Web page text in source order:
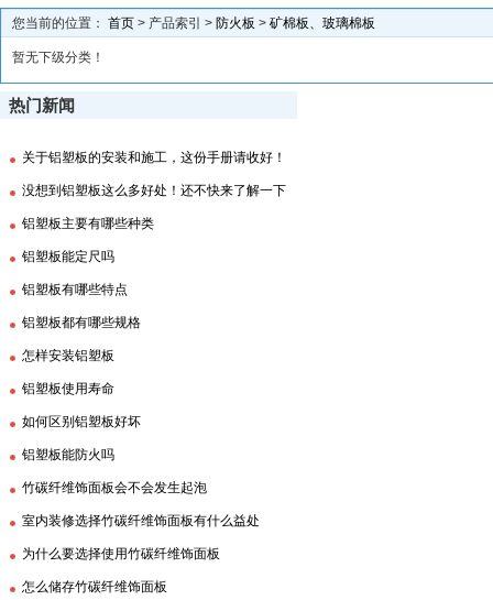
您当前的位置： 首页 > 产品索引 > 防火板 > 矿棉板、玻璃棉板
暂无下级分类！
热门新闻
关于铝塑板的安装和施工，这份手册请收好！
没想到铝塑板这么多好处！还不快来了解一下
铝塑板主要有哪些种类
铝塑板能定尺吗
铝塑板有哪些特点
铝塑板都有哪些规格
怎样安装铝塑板
铝塑板使用寿命
如何区别铝塑板好坏
铝塑板能防火吗
竹碳纤维饰面板会不会发生起泡
室内装修选择竹碳纤维饰面板有什么益处
为什么要选择使用竹碳纤维饰面板
怎么储存竹碳纤维饰面板